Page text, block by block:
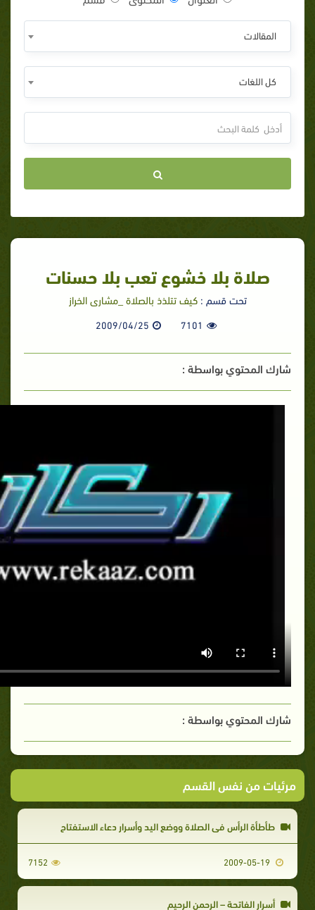
المقالات
كل اللغات
صلاة بلا خشوع تعب بلا حسنات
تحت قسم :كيف تتلذذ بالصلاة _مشارى الخراز
7101
2009/04/25
شارك المحتوي بواسطة :
شارك المحتوي بواسطة :
مرئيات من نفس القسم
طأطأة الرأس في الصلاة ووضع اليد وأسرار دعاء الاستفتاح
7152
أسرار الفاتحة – الرحمن الرحيم